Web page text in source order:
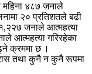
४८७ जनाले
२० प्रतिशतले बढी
जनाले आत्महत्या
आत्महत्या गरिरहेका
क्रममा छ ।
तथा कुनै न कुनै रूपमा